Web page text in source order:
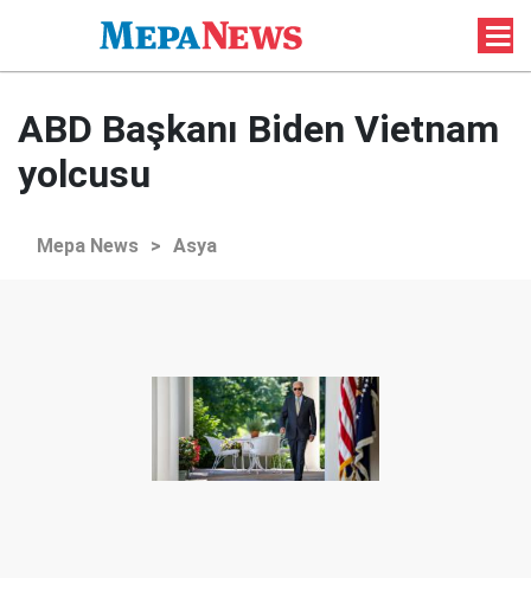
ABD Başkanı Biden Vietnam
yolcusu
Mepa News > Asya